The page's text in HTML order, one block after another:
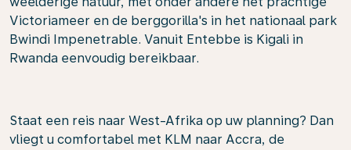
Victoriameer en de berggorilla's in het nationaal park
Bwindi Impenetrable. Vanuit Entebbe is Kigali in
Rwanda eenvoudig bereikbaar.
Staat een reis naar West-Afrika op uw planning? Dan
vliegt u comfortabel met KLM naar Accra, de